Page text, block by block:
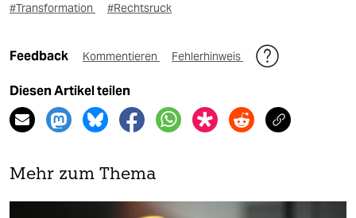
#Transformation
#Rechtsruck
Feedback Kommentieren Fehlerhinweis
Diesen Artikel teilen
Mehr zum Thema